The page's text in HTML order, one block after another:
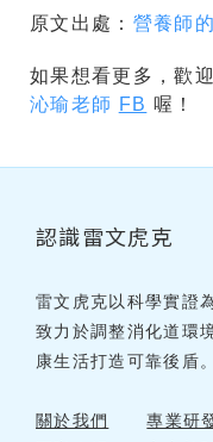
原文出處： 營養師
如果想看更多，歡
沁瑜老師 FB 喔！
認識雷文虎克
雷文虎克以科學實證
致力於調整消化道環
康生活打造可靠後盾。
關於我們 專業研